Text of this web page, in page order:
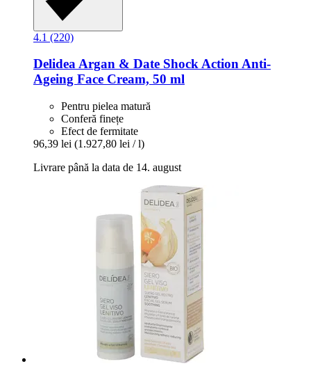
4.1 (220)
DelideaArgan & Date Shock Action Anti-​
Ageing Face Cream, 50 ml
Pentru pielea matură
Conferă finețe
Efect de fermitate
96,39 lei (1.927,80 lei / l)
Livrare până la data de 14. august